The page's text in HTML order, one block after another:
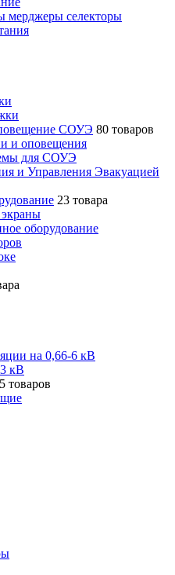
мерджеры селекторы
СОУЭ 80 товаров
и оповещения
для СОУЭ
и Управления Эвакуацией
23 товара
оборудование
на 0,66-6 кВ
кВ
товаров